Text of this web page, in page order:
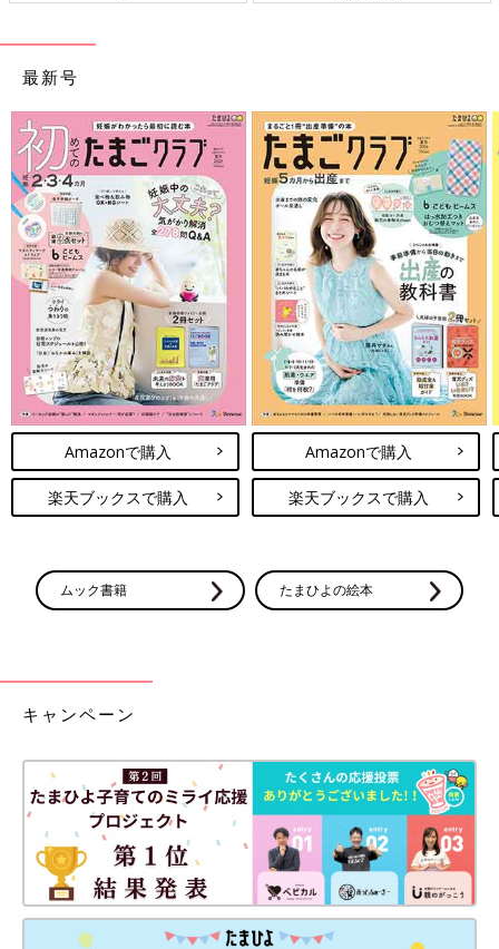
最新号
Amazonで購入
楽天ブックスで購入
Amazonで購入
楽天ブックスで購入
ムック書籍 たまひよの絵本
キャンペーン